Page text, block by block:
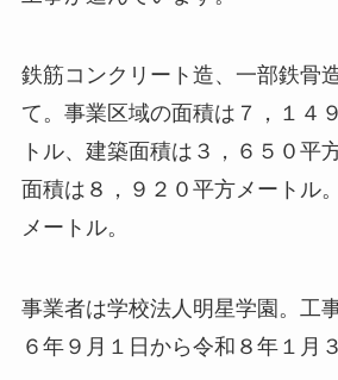
鉄筋コンクリート造、一部鉄骨
て。事業区域の面積は７，１４
トル、建築面積は３，６５０平
面積は８，９２０平方メートル
メートル。
事業者は学校法人明星学園。工
６年９月１日から令和８年１月